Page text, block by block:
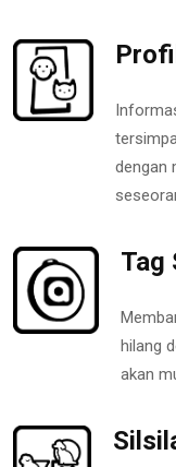
dengan
Tag
hilang
akan